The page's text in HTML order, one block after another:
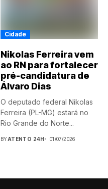
Cidade
Nikolas Ferreira vem
ao RN para fortalecer
pré-candidatura de
Álvaro Dias
O deputado federal Nikolas
Ferreira (PL-MG) estará no
Rio Grande do Norte...
BYATENTO 24H 01/07/2026